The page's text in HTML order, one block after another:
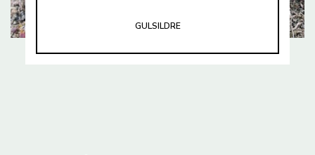
GULSILDRE